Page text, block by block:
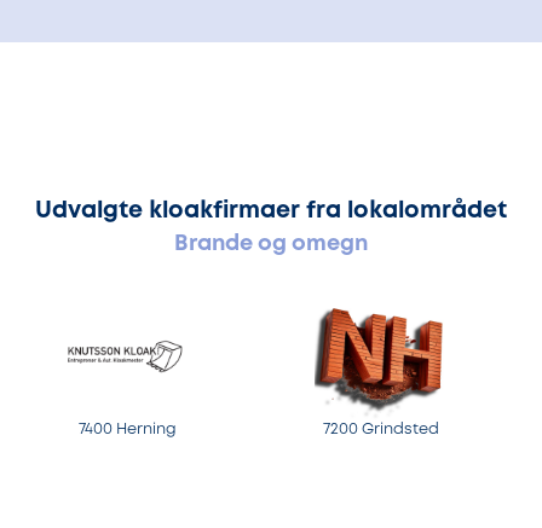
Udvalgte kloakfirmaer fra lokalområdet
Brande og omegn
7400 Herning 7200 Grindsted